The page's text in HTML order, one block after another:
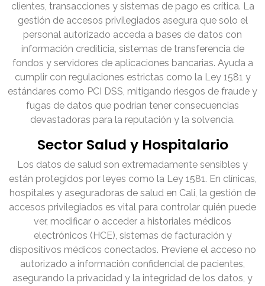
clientes, transacciones y sistemas de pago es crítica. La
gestión de accesos privilegiados asegura que solo el
personal autorizado acceda a bases de datos con
información crediticia, sistemas de transferencia de
fondos y servidores de aplicaciones bancarias. Ayuda a
cumplir con regulaciones estrictas como la Ley 1581 y
estándares como PCI DSS, mitigando riesgos de fraude y
fugas de datos que podrían tener consecuencias
devastadoras para la reputación y la solvencia.
Sector Salud y Hospitalario
Los datos de salud son extremadamente sensibles y
están protegidos por leyes como la Ley 1581. En clínicas,
hospitales y aseguradoras de salud en Cali, la gestión de
accesos privilegiados es vital para controlar quién puede
ver, modificar o acceder a historiales médicos
electrónicos (HCE), sistemas de facturación y
dispositivos médicos conectados. Previene el acceso no
autorizado a información confidencial de pacientes,
asegurando la privacidad y la integridad de los datos, y